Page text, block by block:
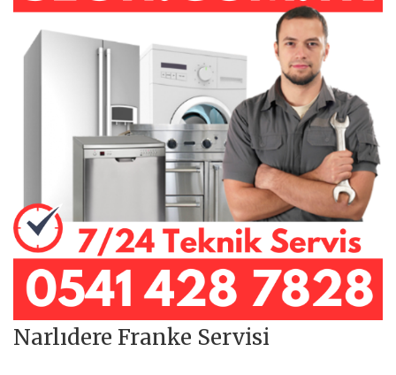
Narlıdere Franke Servisi